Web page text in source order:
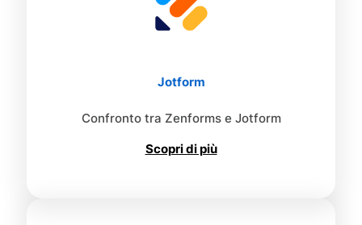
Jotform
Confronto tra Zenforms e Jotform
Scopri di più